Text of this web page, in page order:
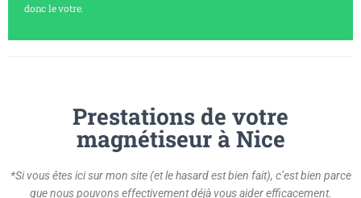
donc le votre.
Prestations de votre
magnétiseur à Nice
*Si vous êtes ici sur mon site (et le hasard est bien fait), c’est bien parce
que nous pouvons effectivementdéjà vous aiderefficacement.